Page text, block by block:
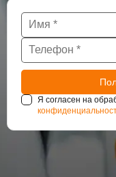
Я согласен на